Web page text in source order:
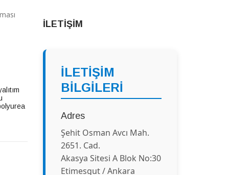
İLETİŞİM
İLETİŞİM
BİLGİLERİ
Adres
Şehit Osman Avcı Mah.
2651. Cad.
Akasya Sitesi A Blok No:30
Etimesgut / Ankara